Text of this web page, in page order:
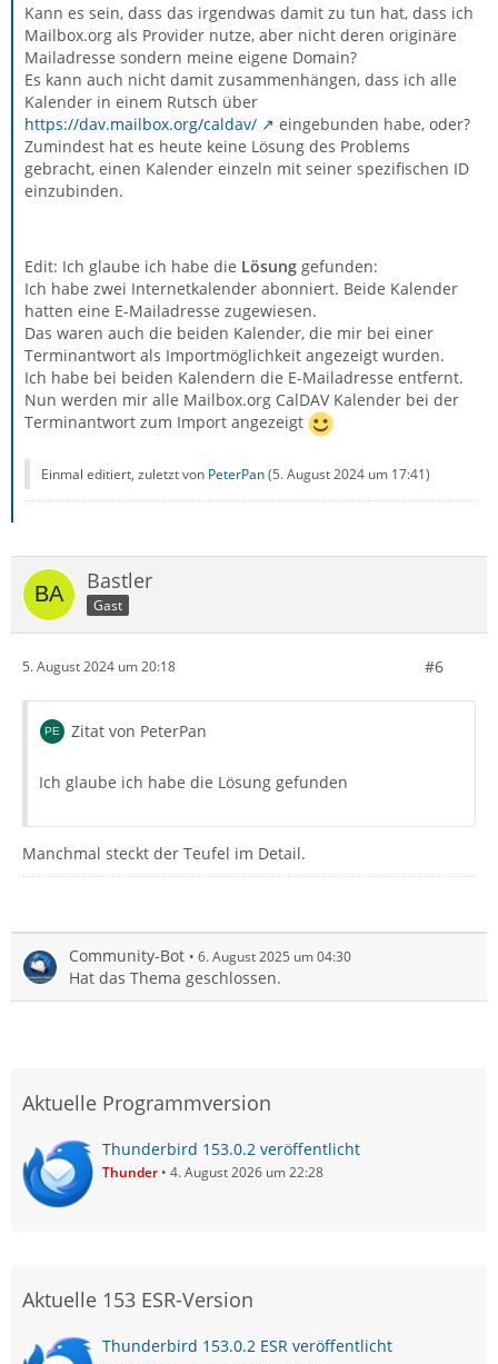
Kann es sein, dass das irgendwas damit zu tun hat, dass ich
Mailbox.org als Provider nutze, aber nicht deren originäre
Mailadresse sondern meine eigene Domain?
Es kann auch nicht damit zusammenhängen, dass ich alle
Kalender in einem Rutsch über
https://dav.mailbox.org/caldav/
eingebunden habe, oder?
Zumindest hat es heute keine Lösung des Problems
gebracht, einen Kalender einzeln mit seiner spezifischen ID
einzubinden.
Edit: Ich glaube ich habe die Lösung gefunden:
Ich habe zwei Internetkalender abonniert. Beide Kalender
hatten eine E-Mailadresse zugewiesen.
Das waren auch die beiden Kalender, die mir bei einer
Terminantwort als Importmöglichkeit angezeigt wurden.
Ich habe bei beiden Kalendern die E-Mailadresse entfernt.
Nun werden mir alle Mailbox.org CalDAV Kalender bei der
Terminantwort zum Import angezeigt
Einmal editiert, zuletzt von PeterPan(5. August 2024 um 17:41)
Bastler
Gast
5. August 2024 um 20:18 #6
Zitat von PeterPan
Ich glaube ich habe die Lösung gefunden
Manchmal steckt der Teufel im Detail.
Community-Bot 6. August 2025 um 04:30
Hat das Thema geschlossen.
Aktuelle Programmversion
Thunderbird 153.0.2 veröffentlicht
Thunder 4. August 2026 um 22:28
Aktuelle 153 ESR-Version
Thunderbird 153.0.2 ESR veröffentlicht